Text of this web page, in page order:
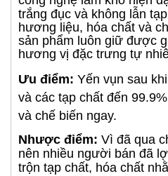
trắng đục và không lẫn
hương liệu, hóa chất và
sản phẩm luôn giữ được
hương vị đặc trưng tự
Ưu điểm: Yến vụn sau
và các tạp chất đến
và chế biến ngay.
Nhược điểm: Vì đã qua
nên nhiều người bán đã
trộn tạp chất, hóa chất